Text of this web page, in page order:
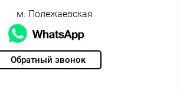
Обратный звонок
м. Полежаевская